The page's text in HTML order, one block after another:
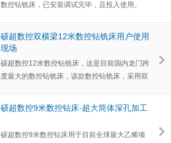
数控钻铣床，已安装调试完毕，且投入使用。
硕超数控双横梁12米数控钻铣床用户使用
现场
硕超数控12米数控钻铣床，这是目前国内龙门跨
度最大的数控钻铣床，该款数控钻铣床，采用双
硕超数控9米数控钻床-超大筒体深孔加工
硕超数控9米数控钻床用于目前全球最大乙烯项